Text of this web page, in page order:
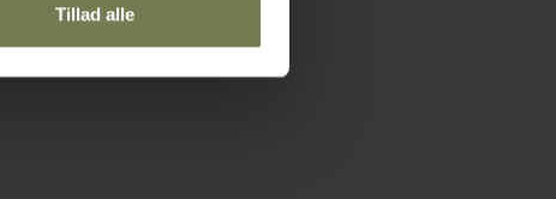
Tillad alle